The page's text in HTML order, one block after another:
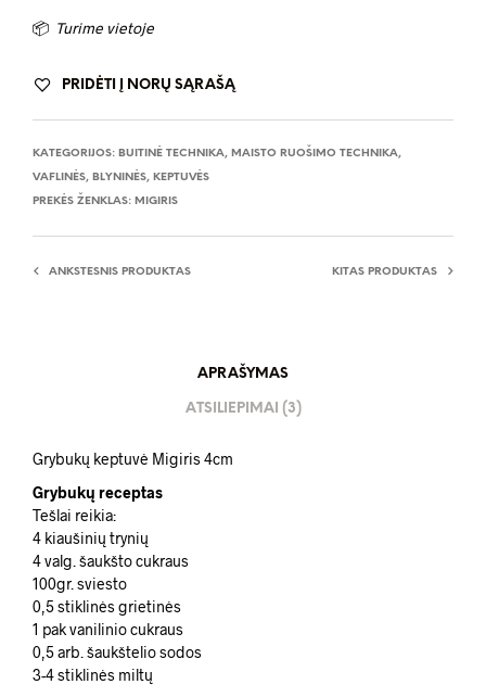
📦 Turime vietoje
PRIDĖTI Į NORŲ SĄRAŠĄ
KATEGORIJOS: BUITINĖ TECHNIKA, MAISTO RUOŠIMO TECHNIKA,
VAFLINĖS, BLYNINĖS, KEPTUVĖS
PREKĖS ŽENKLAS: MIGIRIS
ANKSTESNIS PRODUKTAS KITAS PRODUKTAS
APRAŠYMAS
ATSILIEPIMAI (3)
Grybukų keptuvė Migiris 4cm
Grybukų receptas
Tešlai reikia:
4 kiaušinių trynių
4 valg. šaukšto cukraus
100gr. sviesto
0,5 stiklinės grietinės
1 pak vanilinio cukraus
0,5 arb. šaukštelio sodos
3-4 stiklinės miltų